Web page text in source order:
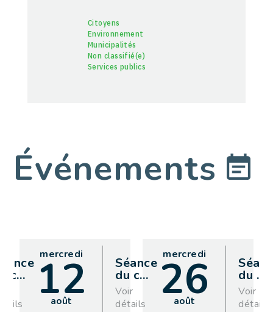
Citoyens
Environnement
Municipalités
Non classifié(e)
Services publics
Événements
c…
mercredi
12
août
Séance
du c…
Voir
détails
mercredi
26
août
du …
Voir
détails